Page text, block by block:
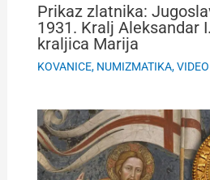
Prikaz zlatnika:
1931. Kralj Aleksandar
kraljica Marija
KOVANICE, NUMIZMATIKA,VIDEO